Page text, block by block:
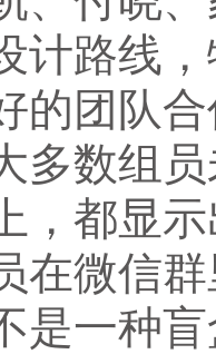
计路线
的团队
多数组
，都显
在微信
是一种